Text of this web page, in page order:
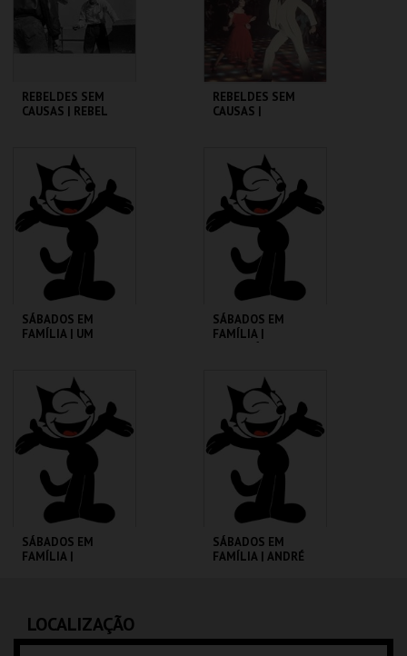
COMPRAR COMPRAR
REBELDES SEM
CAUSAS | REBEL
CINEMATECA
MAIS INFO
COMPRAR
REBELDES SEM
CAUSAS |
CINEMATECA
MAIS INFO
COMPRAR
SÁBADOS EM
FAMÍLIA | UM
CINEMATECA
MAIS INFO
COMPRAR
SÁBADOS EM
FAMÍLIA |
CINEMATECA
MAIS INFO
COMPRAR
SÁBADOS EM
FAMÍLIA |
SÁBADOS EM
FAMÍLIA | ANDRÉ
LOCALIZAÇÃO